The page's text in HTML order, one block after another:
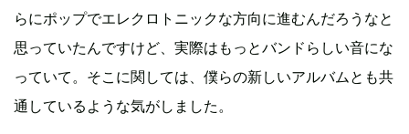
らにポップでエレクロトニックな方向に進むんだろうなと
思っていたんですけど、実際はもっとバンドらしい音にな
っていて。そこに関しては、僕らの新しいアルバムとも共
通しているような気がしました。